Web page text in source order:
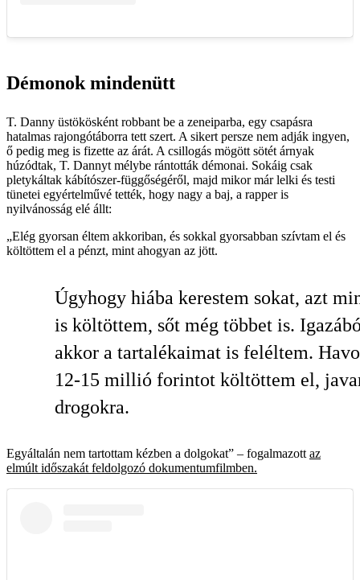
Démonok mindenütt
T. Danny üstökösként robbant be a zeneiparba, egy csapásra
hatalmas rajongótáborra tett szert. A sikert persze nem adják ingyen,
ő pedig meg is fizette az árát. A csillogás mögött sötét árnyak
húzódtak, T. Dannyt mélybe rántották démonai. Sokáig csak
pletykáltak kábítószer-függőségéről, majd mikor már lelki és testi
tünetei egyértelművé tették, hogy nagy a baj, a rapper is
nyilvánosság elé állt:
„Elég gyorsan éltem akkoriban, és sokkal gyorsabban szívtam el és
költöttem el a pénzt, mint ahogyan az jött.
Úgyhogy hiába kerestem sokat, azt
is költöttem, sőt még többet is.
akkor a tartalékaimat is feléltem.
12-15 millió forintot költöttem el,
drogokra.
Egyáltalán nem tartottam kézben a dolgokat” – fogalmazott az
elmúlt időszakát feldolgozó dokumentumfilmben.